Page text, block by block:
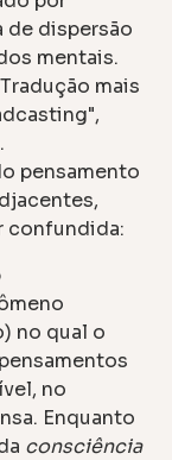
de dispersão
mentais.
Tradução mais
pensamento
confundida:
no qual o
no
Enquanto
consciência